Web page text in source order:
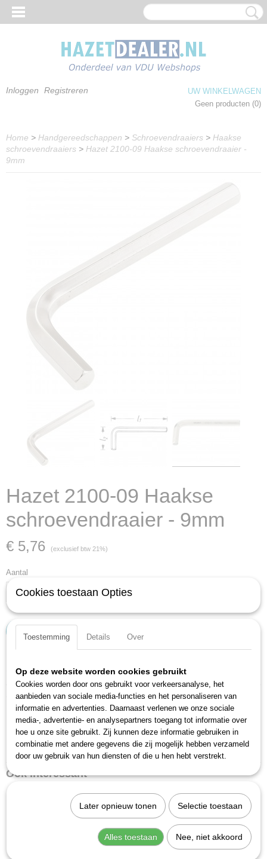
Inloggen Registreren
UW WINKELWAGEN
Geen producten (0)
Home > Handgereedschappen > Schroevendraaiers > Haakse
schroevendraaiers > Hazet 2100-09 Haakse schroevendraaier -
9mm
Hazet 2100-09 Haakse
schroevendraaier - 9mm
€ 5,76 (exclusief btw 21%)
Aantal
Specificaties
Productcode
2100-09
EAN code
4000896011391
Productcode leverancier
2100-09
Omschrijving
Oppervlak: vernikkeld
DIN ISO 2936
Made in Germany
Ook interessant
Cookies toestaan Opties
Toestemming Details Over
Op deze website worden cookies gebruikt
Cookies worden door ons gebruikt voor verkeersanalyse, het
aanbieden van sociale media-functies en het personaliseren van
informatie en advertenties. Daarnaast verlenen we onze sociale
media-, advertentie- en analysepartners toegang tot informatie over
hoe u onze site gebruikt. Zij kunnen deze informatie gebruiken in
combinatie met andere gegevens die zij mogelijk hebben verzameld
door uw gebruik van hun diensten of die u hen hebt verstrekt.
Later opnieuw tonen Selectie toestaan
Alles toestaan Nee, niet akkoord